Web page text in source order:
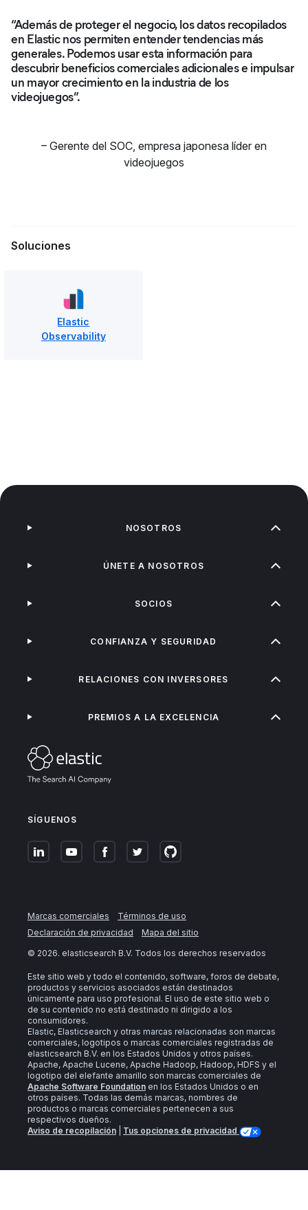
“Además de proteger el negocio, los datos recopilados
en Elastic nos permiten entender tendencias más
generales. Podemos usar esta información para
descubrir beneficios comerciales adicionales e impulsar
un mayor crecimiento en la industria de los
videojuegos”.
– Gerente del SOC, empresa japonesa líder en
videojuegos
Soluciones
Elastic
Observability
SÍGUENOS
NOSOTROS
ÚNETE A NOSOTROS
SOCIOS
CONFIANZA Y SEGURIDAD
RELACIONES CON INVERSORES
PREMIOS A LA EXCELENCIA
Marcas comerciales
Términos de uso
Declaración de privacidad
Mapa del sitio
© 2026. elasticsearch B.V. Todos los derechos reservados
Este sitio web y todo el contenido, software, foros de debate,
productos y servicios asociados están destinados
únicamente para uso profesional. El uso de este sitio web o
de su contenido no está destinado ni dirigido a los
consumidores.
Elastic, Elasticsearch y otras marcas relacionadas son marcas
comerciales, logotipos o marcas comerciales registradas de
elasticsearch B.V. en los Estados Unidos y otros países.
Apache, Apache Lucene, Apache Hadoop, Hadoop, HDFS y el
logotipo del elefante amarillo son marcas comerciales de
Apache Software Foundation en los Estados Unidos o en
otros países. Todas las demás marcas, nombres de
productos o marcas comerciales pertenecen a sus
respectivos dueños.
Aviso de recopilación
Tus opciones de privacidad